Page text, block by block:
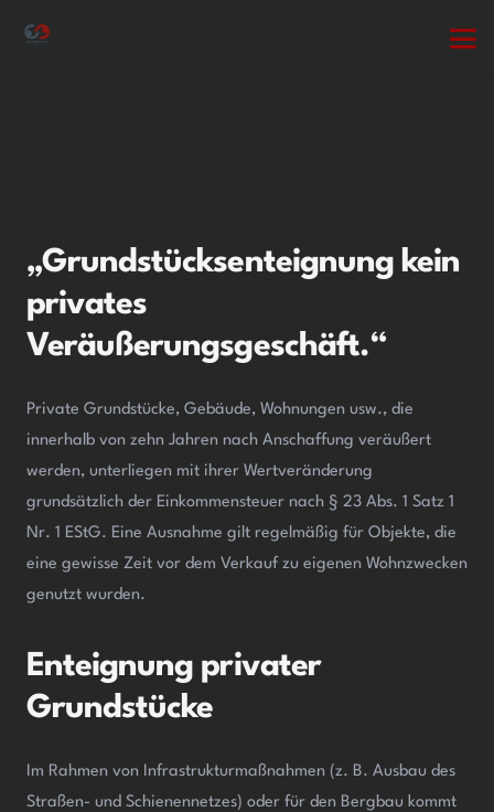
„Grundstücksenteignung kein
privates
Veräußerungsgeschäft.“
Private Grundstücke, Gebäude, Wohnungen usw., die
innerhalb von zehn Jahren nach Anschaffung veräußert
werden, unterliegen mit ihrer Wertveränderung
grundsätzlich der Einkommensteuer nach § 23 Abs. 1 Satz 1
Nr. 1 EStG. Eine Ausnahme gilt regelmäßig für Objekte, die
eine gewisse Zeit vor dem Verkauf zu eigenen Wohnzwecken
genutzt wurden.
Enteignung privater
Grundstücke
Im Rahmen von Infrastrukturmaßnahmen (z. B. Ausbau des
Straßen- und Schienennetzes) oder für den Bergbau kommt